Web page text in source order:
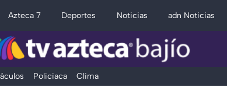
Azteca 7 Deportes Noticias adn Noticias
Policiaca Clima